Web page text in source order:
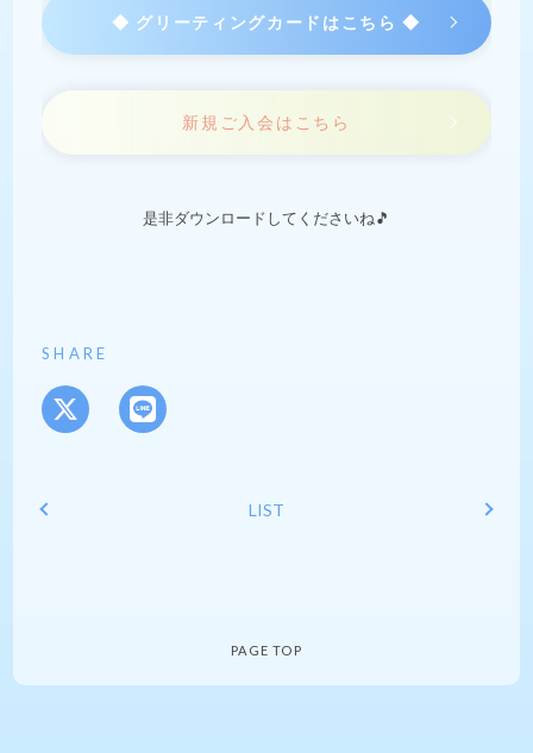
◆ グリーティングカードはこちら ◆
新規ご入会はこちら
是非ダウンロードしてくださいね🎵
SHARE
LIST
PAGE TOP